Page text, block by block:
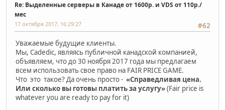
Re: Выделенные серверы в Канаде от 1600р. и VDS от 110р./
мес
#62
17 октября 2017, 16:29:27
Уважаемые будущие клиенты.
Мы, Cadedic, являясь публичной канадской компанией,
объявляем, что до 30 ноября 2017 года мы предлагаем
всем использовать свое право на FAIR PRICE GAME.
Что это такое? Да очень просто - «Справедливая цена.
Или сколько вы готовы платить за услугу»(Fair price is
whatever you are ready to pay for it)